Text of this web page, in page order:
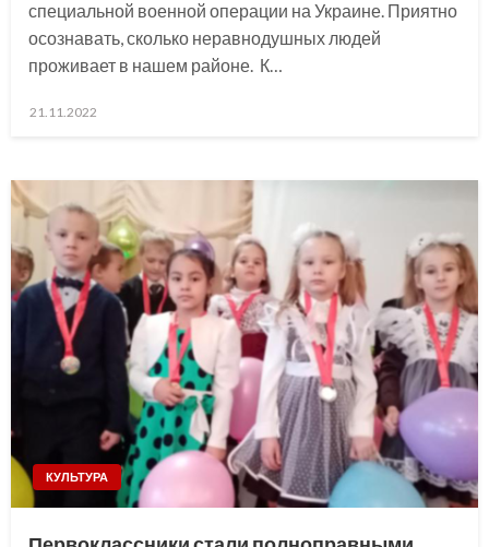
специальной военной операции на Украине. Приятно
осознавать, сколько неравнодушных людей
проживает в нашем районе. К…
Posted
21.11.2022
КУЛЬТУРА